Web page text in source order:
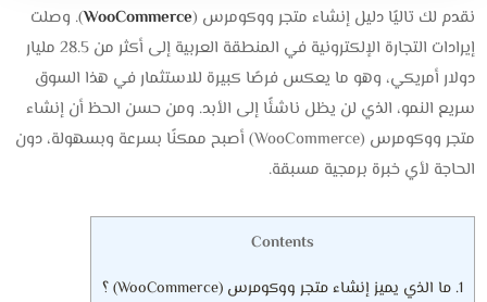
نقدم لك تاليًا دليل إنشاء متجر ووكومرس (WooCommerce). وصلت
إيرادات التجارة الإلكترونية في المنطقة العربية إلى أكثر من 28.5 مليار
دولار أمريكي، وهو ما يعكس فرصًا كبيرة للاستثمار في هذا السوق
سريع النمو، الذي لن يظل ناشئًا إلى الأبد. ومن حسن الحظ أن إنشاء
متجر ووكومرس (WooCommerce) أصبح ممكنًا بسرعة وبسهولة، دون
الحاجة لأي خبرة برمجية مسبقة.
Contents
1. ما الذي يميز إنشاء متجر ووكومرس (WooCommerce) ؟